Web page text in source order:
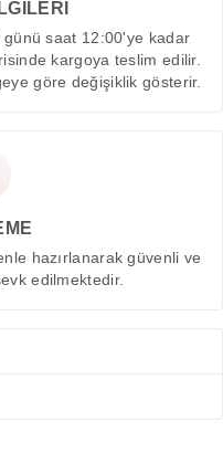
saat 12:00'ye kadar
kargoya teslim edilir.
göre değişiklik gösterir.
hazırlanarak güvenli ve
edilmektedir.